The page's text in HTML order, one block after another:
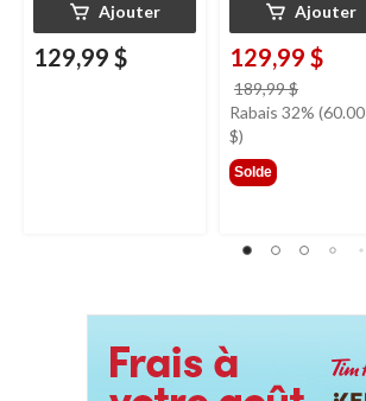
Ajouter
129,99 $
Ajouter
129,99 $
189,99 $
était
Rabais 32% (60.00
$)
Solde